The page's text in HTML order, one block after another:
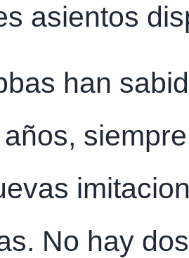
asientos
han
No hay